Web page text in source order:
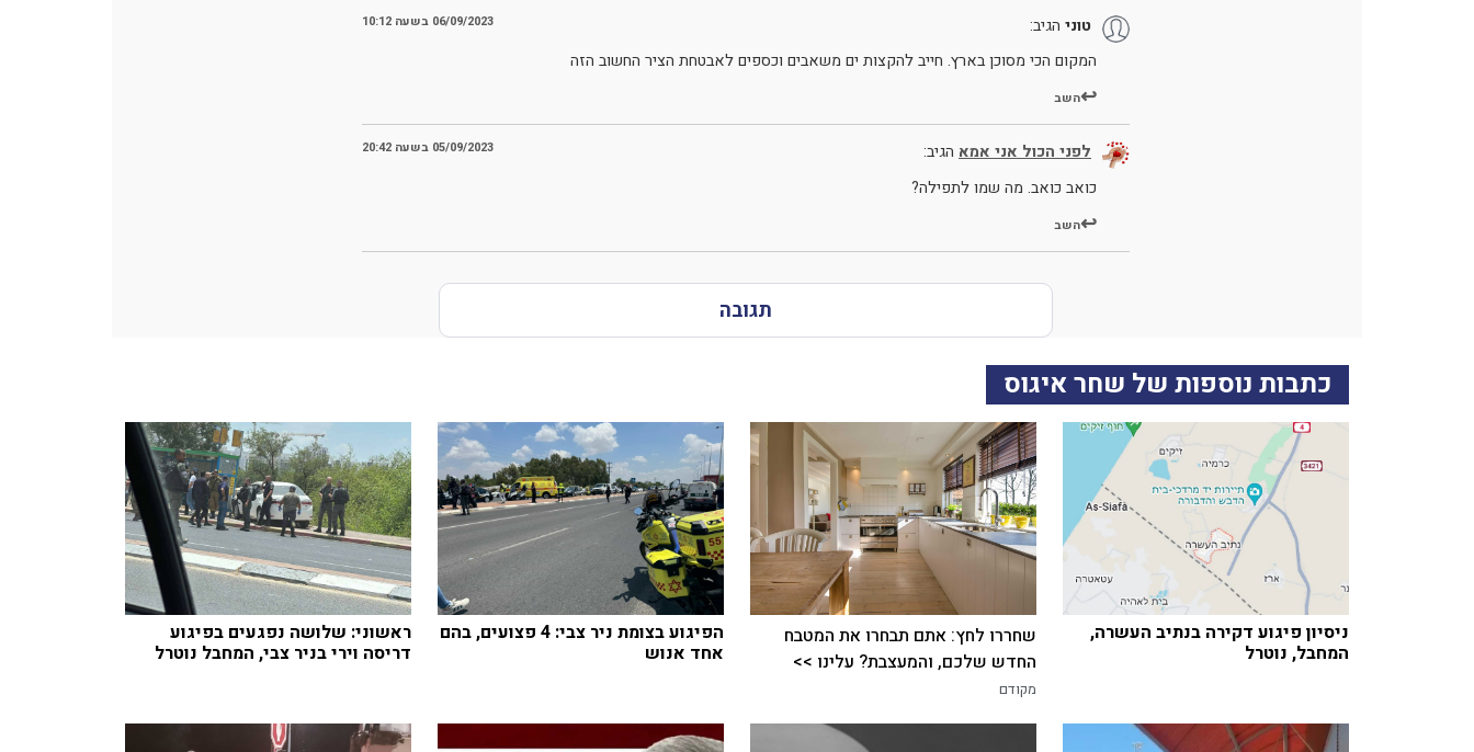
טוני הגיב: 06/09/2023 בשעה 10:12
המקום הכי מסוכן בארץ. חייב להקצות ים משאבים וכספים לאבטחת הציר החשוב הזה
השב
לפני הכול אני אמא הגיב: 05/09/2023 בשעה 20:42
כואב כואב. מה שמו לתפילה?
השב
תגובה
כתבות נוספות של שחר איגוס
ניסיון פיגוע דקירה בנתיב העשרה,
המחבל, נוטרל
שחררו לחץ: אתם תבחרו את המטבח
החדש שלכם, והמעצבת? עלינו >>
מקודם
הפיגוע בצומת ניר צבי: 4 פצועים, בהם
אחד אנוש
ראשוני: שלושה נפגעים בפיגוע
דריסה וירי בניר צבי, המחבל נוטרל